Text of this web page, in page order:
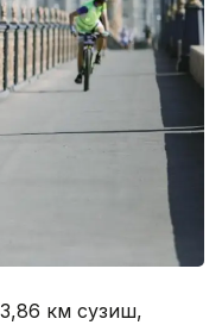
3,86 км сузиш,